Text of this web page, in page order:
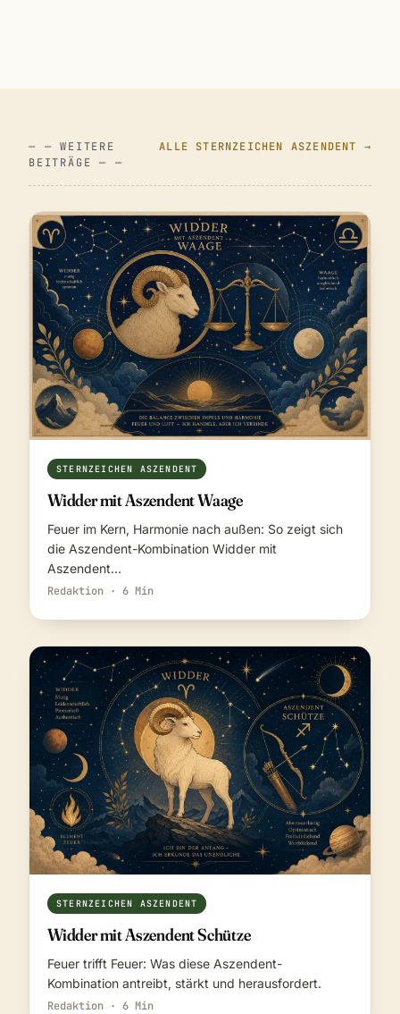
— — WEITERE
BEITRÄGE — —
ALLE STERNZEICHEN ASZENDENT →
STERNZEICHEN ASZENDENT
Widder mit Aszendent Waage
Feuer im Kern, Harmonie nach außen: So zeigt sich
die Aszendent-Kombination Widder mit
Aszendent…
Redaktion · 6 Min
STERNZEICHEN ASZENDENT
Widder mit Aszendent Schütze
Feuer trifft Feuer: Was diese Aszendent-
Kombination antreibt, stärkt und herausfordert.
Redaktion · 6 Min